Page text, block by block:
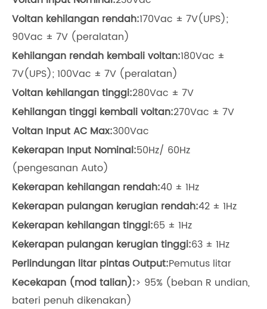
Voltan kehilangan rendah:170Vac ± 7V(UPS);
90Vac ± 7V (peralatan)
Kehilangan rendah kembali voltan:180Vac ±
7V(UPS); 100Vac ± 7V (peralatan)
Voltan kehilangan tinggi:280Vac ± 7V
Kehilangan tinggi kembali voltan:270Vac ± 7V
Voltan Input AC Max:300Vac
Kekerapan Input Nominal:50Hz/ 60Hz
(pengesanan Auto)
Kekerapan kehilangan rendah:40 ± 1Hz
Kekerapan pulangan kerugian rendah:42 ± 1Hz
Kekerapan kehilangan tinggi:65 ± 1Hz
Kekerapan pulangan kerugian tinggi:63 ± 1Hz
Perlindungan litar pintas Output:Pemutus litar
Kecekapan (mod talian):> 95% (beban R undian,
bateri penuh dikenakan)